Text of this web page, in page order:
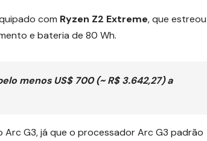
com Ryzen Z2 Extreme, que estreou
e bateria de 80 Wh.
menos US$ 700 (~ R$ 3.642,27) a
G3, já que o processador Arc G3 padrão